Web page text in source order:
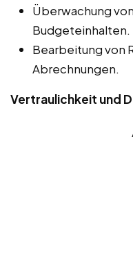
Überwachung
Budgeteinhalten.
Bearbeitung von
Abrechnungen.
Vertraulichkeit und